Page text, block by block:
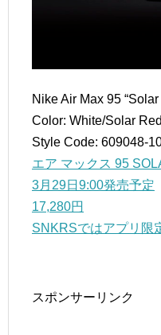
Nike Air Max 95 “Solar
Color: White/Solar
Style Code: 609048-
エア マックス 95
3月29日9:00発売予定
17,280円
SNKRSではアプリ限
スポンサーリンク